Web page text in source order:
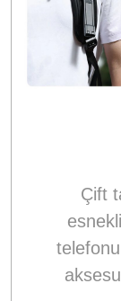
Çift